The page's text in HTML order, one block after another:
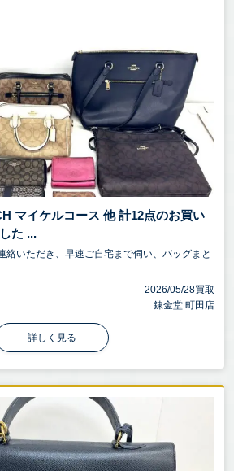
マイケルコース 他 計12点のお買い
た ...
絡いただき、早速ご自宅まで伺い、バッグまと
2026/05/28買取
錬金堂 町田店
詳しく見る